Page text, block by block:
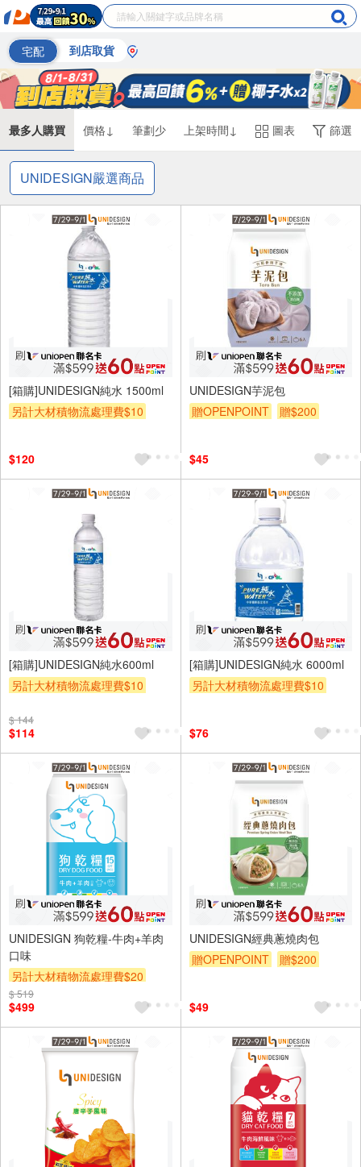
宅配 到店取貨
最多人購買 價格↓ 筆劃少 上架時間↓ 圖表 篩選
UNIDESIGN嚴選商品
12入
[箱購]UNIDESIGN純水 1500ml
另計大材積物流處理費$10
$120
UNIDESIGN芋泥包
贈OPENPOINT
贈$200
$45
24入
[箱購]UNIDESIGN純水600ml
另計大材積物流處理費$10
$ 144
$114
2入
[箱購]UNIDESIGN純水 6000ml
另計大材積物流處理費$10
$76
UNIDESIGN 狗乾糧-牛肉+羊肉
口味
另計大材積物流處理費$20
贈OPENPOINT
$ 519
$499
UNIDESIGN經典蔥燒肉包
贈OPENPOINT
贈$200
$49